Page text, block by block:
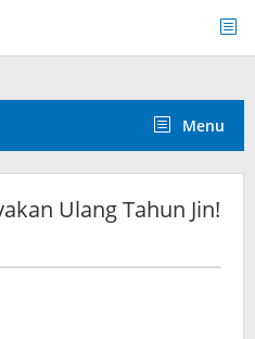
Menu
Ulang Tahun Jin!